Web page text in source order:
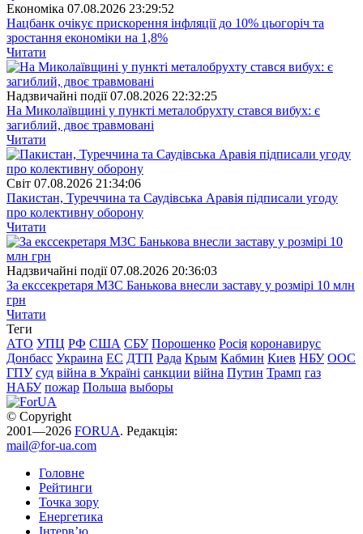
Економіка 07.08.2026 23:29:52
Нацбанк очікує прискорення інфляції до 10% цьогоріч та
зростання економіки на 1,8%
Читати
Надзвичайні події 07.08.2026 22:32:25
На Миколаївщині у пункті металобрухту стався вибух: є
загиблий, двоє травмовані
Читати
Свiт 07.08.2026 21:34:06
Пакистан, Туреччина та Саудівська Аравія підписали угоду
про колективну оборону
Читати
Надзвичайні події 07.08.2026 20:36:03
За екссекретаря МЗС Банькова внесли заставу у розмірі 10 млн
грн
Читати
Теги
АТО УПЦ РФ США СБУ Порошенко Росія коронавирус
Донбасс Украина ЕС ДТП Рада Крым Кабмин Киев НБУ ООС
ГПУ суд війна в Україні санкции війна Путин Трамп газ
НАБУ пожар Польша выборы
© Copyright
2001—2026 FORUA. Редакція:
mail@for-ua.com
Головне
Рейтинги
Точка зору
Енергетика
Інтерв’ю